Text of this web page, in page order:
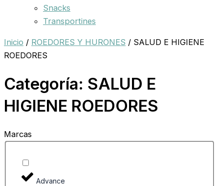
Snacks
Transportines
Inicio / ROEDORES Y HURONES / SALUD E HIGIENE
ROEDORES
Categoría: SALUD E
HIGIENE ROEDORES
Marcas
Advance